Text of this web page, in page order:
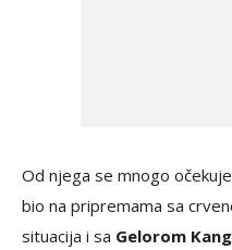
Od njega se mnogo
bio na pripremama sa
situacija i sa Gelorom